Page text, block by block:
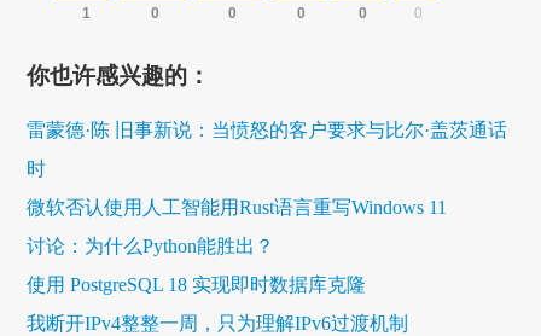
1 0 0 0 0 0
你也许感兴趣的：
雷蒙德·陈 旧事新说：当愤怒的客户要求与比尔·盖茨通话
时
微软否认使用人工智能用Rust语言重写Windows 11
讨论：为什么Python能胜出？
使用 PostgreSQL 18 实现即时数据库克隆
我断开IPv4整整一周，只为理解IPv6过渡机制